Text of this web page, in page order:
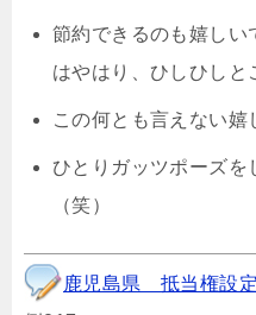
節約できるのも嬉しい
はやはり、ひしひしと
この何とも言えない嬉
ひとりガッツポーズを
（笑）
鹿児島県 抵当権設